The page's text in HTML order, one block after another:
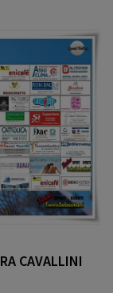
CAVALLINI